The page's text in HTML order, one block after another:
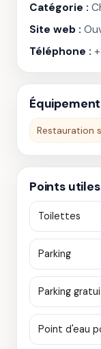
Catégorie :
Site web :
Téléphone :
Restauration
Points
Toilettes
Parking
Parking
Point d'eau